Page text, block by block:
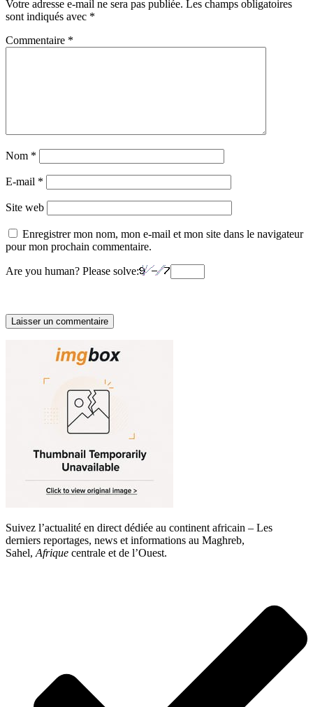
Votre adresse e-mail ne sera pas publiée. Les champs obligatoires
sont indiqués avec *
Commentaire *
Nom *
E-mail *
Site web
Enregistrer mon nom, mon e-mail et mon site dans le navigateur
pour mon prochain commentaire.
Are you human? Please solve:
Suivez l’actualité en direct dédiée au continent africain – Les
derniers reportages, news et informations au Maghreb,
Sahel, Afrique centrale et de l’Ouest.